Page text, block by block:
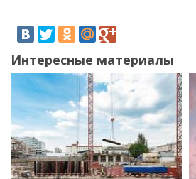
Интересные материалы